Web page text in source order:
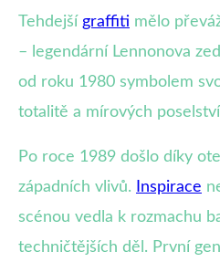
Tehdejší graffiti mělo
– legendární Lennonova
od roku 1980 symbolem
totalitě a mírových
Po roce 1989 došlo díky
západních vlivů.
Inspirace
scénou vedla k rozmachu
techničtějších děl. První